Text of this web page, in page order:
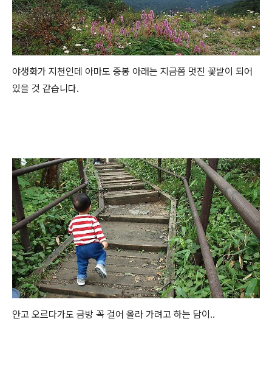
야생화가 지천인데 아마도 중봉 아래는 지금쯤 멋진 꽃밭이 되어
있을 것 같습니다.
안고 오르다가도 금방 꼭 걸어 올라 가려고 하는 담이..